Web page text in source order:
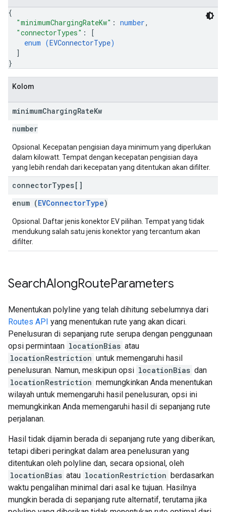
{
"minimumChargingRateKw" : number,
"connectorTypes" :
[
enum (EVConnectorType)
]
}
Kolom
minimumChargingRateKw
number
Opsional. Kecepatan pengisian daya minimum yang diperlukan
dalam kilowatt. Tempat dengan kecepatan pengisian daya
yang lebih rendah dari kecepatan yang ditentukan akan difilter.
connectorTypes[]
enum (EVConnectorType)
Opsional. Daftar jenis konektor EV pilihan. Tempat yang tidak
mendukung salah satu jenis konektor yang tercantum akan
difilter.
SearchAlongRouteParameters
Menentukan polyline yang telah dihitung sebelumnya dari
Routes API yang menentukan rute yang akan dicari.
Penelusuran di sepanjang rute serupa dengan penggunaan
opsi permintaan locationBias atau
locationRestriction untuk memengaruhi hasil
penelusuran. Namun, meskipun opsi locationBias dan
locationRestriction memungkinkan Anda menentukan
wilayah untuk memengaruhi hasil penelusuran, opsi ini
memungkinkan Anda memengaruhi hasil di sepanjang rute
perjalanan.
Hasil tidak dijamin berada di sepanjang rute yang diberikan,
tetapi diberi peringkat dalam area penelusuran yang
ditentukan oleh polyline dan, secara opsional, oleh
locationBias atau locationRestriction berdasarkan
waktu pengalihan minimal dari asal ke tujuan. Hasilnya
mungkin berada di sepanjang rute alternatif, terutama jika